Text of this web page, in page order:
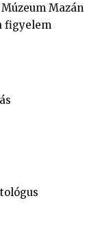
Mazán
figyelem